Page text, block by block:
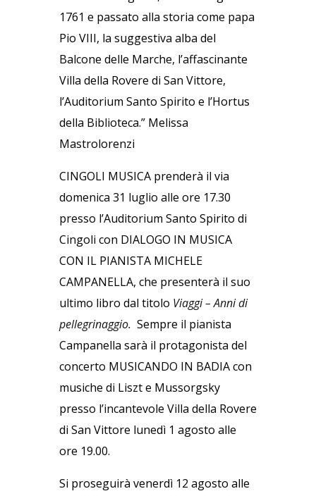
1761 e passato alla storia come papa
Pio VIII, la suggestiva alba del
Balcone delle Marche, l’affascinante
Villa della Rovere di San Vittore,
l’Auditorium Santo Spirito e l’Hortus
della Biblioteca.” Melissa
Mastrolorenzi
CINGOLI MUSICA prenderà il via
domenica 31 luglio alle ore 17.30
presso l’Auditorium Santo Spirito di
Cingoli con DIALOGO IN MUSICA
CON IL PIANISTA MICHELE
CAMPANELLA, che presenterà il suo
ultimo libro dal titolo Viaggi – Anni di
pellegrinaggio. Sempre il pianista
Campanella sarà il protagonista del
concerto MUSICANDO IN BADIA con
musiche di Liszt e Mussorgsky
presso l’incantevole Villa della Rovere
di San Vittore lunedì 1 agosto alle
ore 19.00.
Si proseguirà venerdì 12 agosto alle